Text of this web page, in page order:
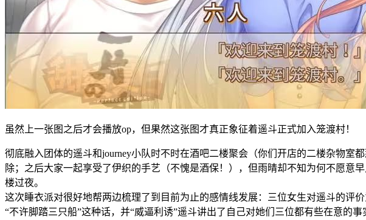
虽然上一张图之后才会播放op，但果然这张图才真正象征着遥斗正式加入笼渡村！
彻底融入团体的遥斗和journey小队时不时在酒吧二楼聚会（你们开店的二楼杂物室
除；之后大家一起享受了伊织的手艺（不愧是酒保！），但雨晴却不知为何不愿意
楼过夜。
这次睡衣派对很好地帮两边梳理了到目前为止的感情线发展：三位女生对遥斗的评
“不许脚踏三只船”这种话，并“威逼利诱”遥斗讲出了自己对她们三位都有些在意的事